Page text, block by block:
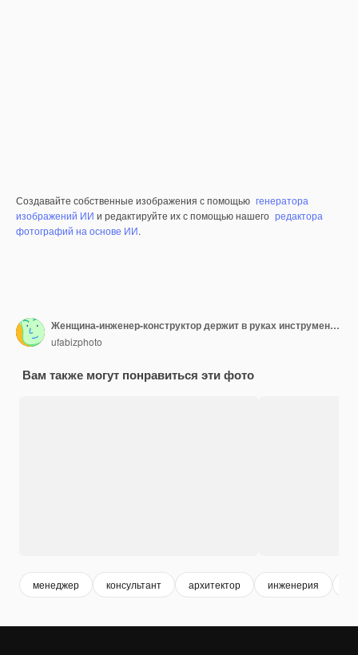
Создавайте собственные изображения с помощью генератора
изображений ИИ и редактируйте их с помощью нашего редактора
фотографий на основе ИИ.
Женщина-инженер-конструктор держит в руках инструменты для домашнего хозяйства и смотрит в камеру
ufabizphoto
Вам также могут понравиться эти фото
менеджер консультант архитектор инженерия